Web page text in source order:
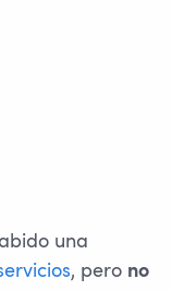
una
, pero no